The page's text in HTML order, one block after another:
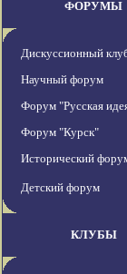
ФОРУМЫ
Дискуссионный
Научный форум
Форум "Русская
Форум "Курск"
Исторический
Детский форум
КЛУБЫ